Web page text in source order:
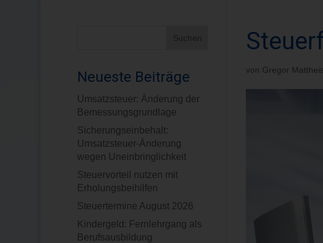
von Gregor
Neueste Beiträge
Umsatzsteuer: Änderung der
Bemessungsgrundlage
Sicherungseinbehalt:
Umsatzsteuer-Änderung
wegen Uneinbringlichkeit
Steuervorteil nutzen mit
Erholungsbeihilfen
Steuertermine August 2026
Kindergeld: Fernlehrgang als
Berufsausbildung